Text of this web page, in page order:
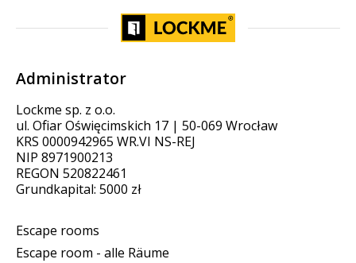
Administrator
Lockme sp. z o.o.
ul. Ofiar Oświęcimskich 17 | 50-069 Wrocław
KRS 0000942965 WR.VI NS-REJ
NIP 8971900213
REGON 520822461
Grundkapital: 5000 zł
Escape rooms
Escape room - alle Räume